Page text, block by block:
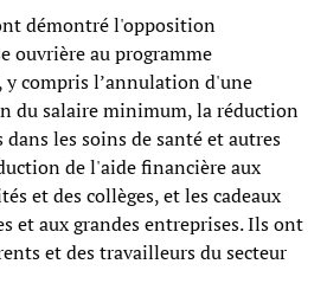
démontré l'opposition
ouvrière au programme
y compris l’annulation d'une
du salaire minimum, la réduction
les soins de santé et autres
de l'aide financière aux
et des collèges, et les cadeaux
et aux grandes entreprises. Ils ont
et des travailleurs du secteur